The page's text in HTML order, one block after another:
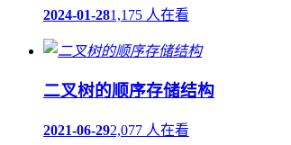
2024-01-281,175 人在看
二叉树的顺序存储结构
2021-06-292,077 人在看